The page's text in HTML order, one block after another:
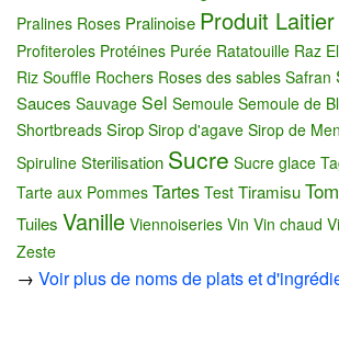
Pralines Roses Pralinoise Produit Laitier
Profiteroles Protéines Purée Ratatouille Raz
Riz Souffle Rochers Roses des sables Safran
Sauces Sauvage Sel Semoule Semoule de
Shortbreads Sirop Sirop d'agave Sirop de
Spiruline Sterilisation Sucre Sucre glace
Tarte aux Pommes Tartes Test Tiramisu
Tuiles Vanille Viennoiseries Vin Vin chaud
Zeste
→ Voir plus de noms de plats et